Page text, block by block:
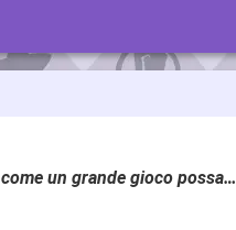
un grande gioco possa…